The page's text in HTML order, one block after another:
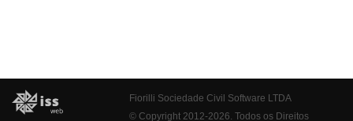
Fiorilli Sociedade Civil Software LTDA
© Copyright 2012-2026. Todos os Direitos